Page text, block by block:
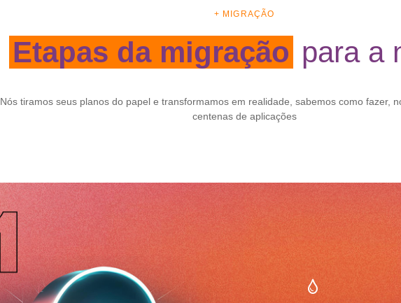
+ MIGRAÇÃO
Etapas da migração para a
Nós tiramos seus planos do papel e transformamos em realidade, sabemos como fazer,
centenas de aplicações